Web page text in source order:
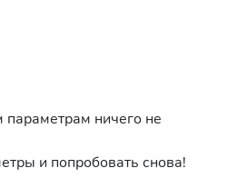
ничего не
и попробовать снова!